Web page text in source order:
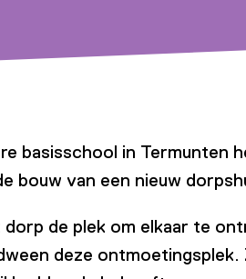
basisschool in Termunten
bouw van een nieuw
de plek om elkaar te
deze